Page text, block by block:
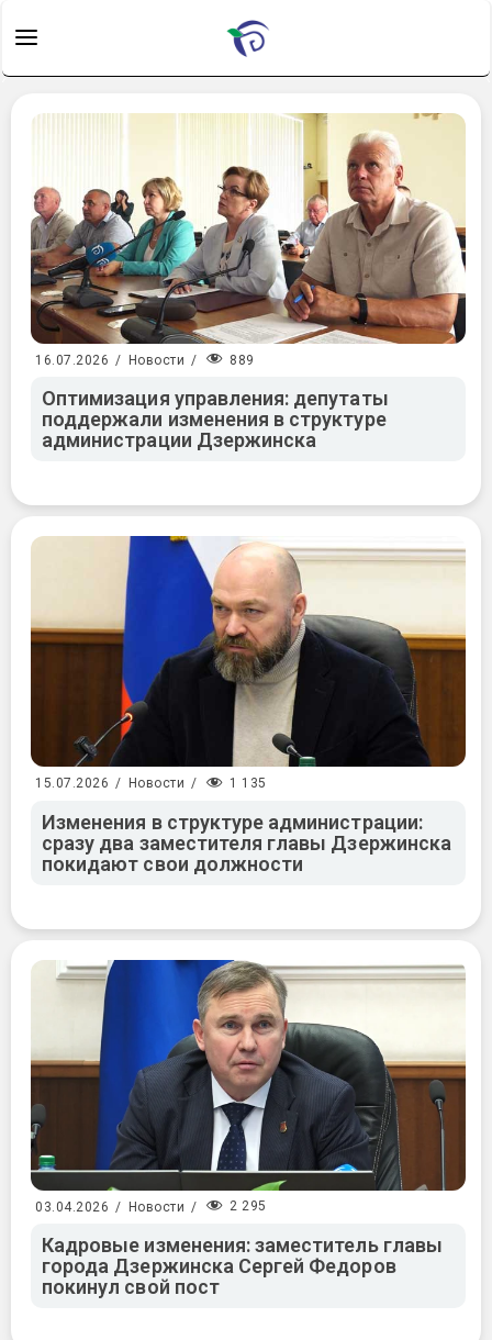
16.07.2026 / Новости / 889
Оптимизация управления: депутаты
поддержали изменения в структуре
администрации Дзержинска
15.07.2026 / Новости / 1 135
Изменения в структуре администрации:
сразу два заместителя главы Дзержинска
покидают свои должности
03.04.2026 / Новости / 2 295
Кадровые изменения: заместитель главы
города Дзержинска Сергей Федоров
покинул свой пост